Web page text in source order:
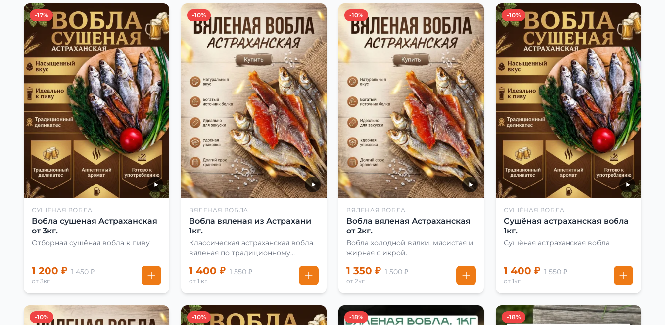
-17%
СУШЁНАЯ ВОБЛА
Вобла сушеная Астраханская
от 3кг.
Отборная сушёная вобла к пиву
1 200 ₽ 1 450 ₽
от 3кг
-10%
ВЯЛЕНАЯ ВОБЛА
Вобла вяленая из Астрахани
1кг.
Классическая астраханская вобла,
вяленая по традиционному
1 400 ₽ 1 550 ₽
от 1 кг.
-10%
ВЯЛЕНАЯ ВОБЛА
Вобла вяленая Астраханская
от 2кг.
Вобла холодной вялки, мясистая и
жирная с икрой.
1 350 ₽ 1 500 ₽
от 2кг
-10%
СУШЁНАЯ ВОБЛА
Сушёная астраханская вобла
1кг.
Сушёная астраханская вобла
1 400 ₽ 1 550 ₽
от 1кг
-10% -10% -18% -18%